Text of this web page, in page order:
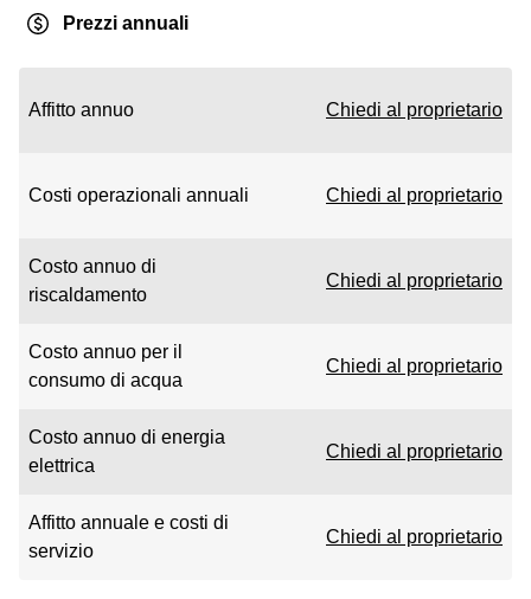
Prezzi annuali
Affitto annuo Chiedi al proprietario
Costi operazionali annuali Chiedi al proprietario
Costo annuo di
riscaldamento
Chiedi al proprietario
Costo annuo per il
consumo di acqua
Chiedi al proprietario
Costo annuo di energia
elettrica
Chiedi al proprietario
Affitto annuale e costi di
servizio
Chiedi al proprietario